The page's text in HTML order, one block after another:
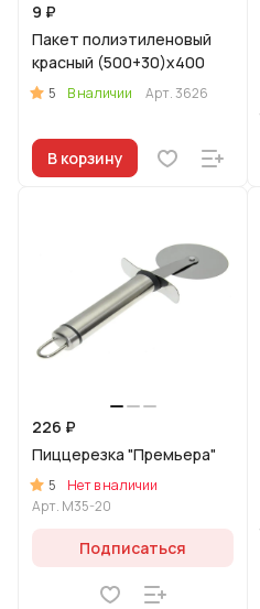
9 ₽
Пакет полиэтиленовый
красный (500+30)х400
5 В наличии Арт.3626
В корзину
226 ₽
Пиццерезка "Премьера"
5
Нет в наличии
Арт. M35-20
Подписаться